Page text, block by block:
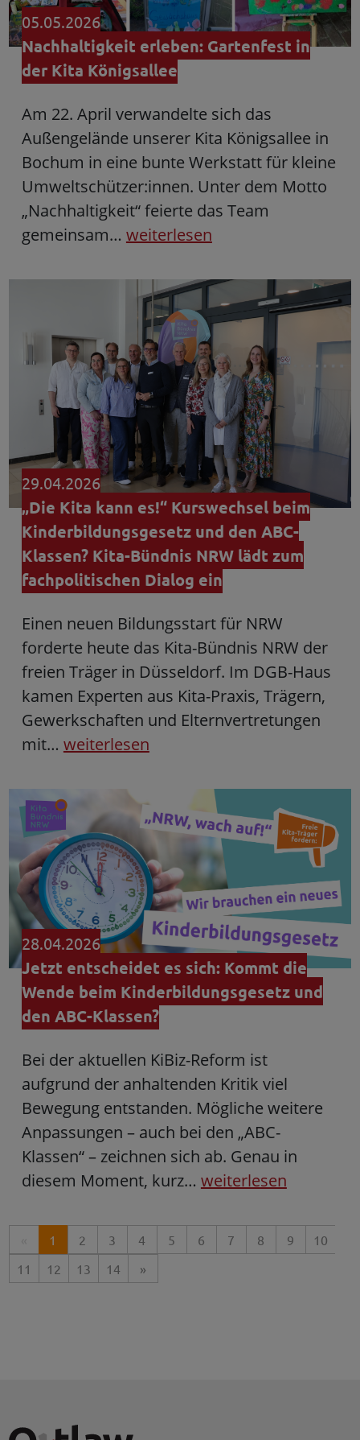
05.05.2026
Nachhaltigkeit erleben: Gartenfest in
der Kita Königsallee
Am 22. April verwandelte sich das
Außengelände unserer Kita Königsallee in
Bochum in eine bunte Werkstatt für kleine
Umweltschützer:innen. Unter dem Motto
„Nachhaltigkeit“ feierte das Team
gemeinsam… weiterlesen
29.04.2026
„Die Kita kann es!“ Kurswechsel beim
Kinderbildungsgesetz und den ABC-
Klassen? Kita-Bündnis NRW lädt zum
fachpolitischen Dialog ein
Einen neuen Bildungsstart für NRW
forderte heute das Kita-Bündnis NRW der
freien Träger in Düsseldorf. Im DGB-Haus
kamen Experten aus Kita-Praxis, Trägern,
Gewerkschaften und Elternvertretungen
mit… weiterlesen
28.04.2026
Jetzt entscheidet es sich: Kommt die
Wende beim Kinderbildungsgesetz und
den ABC-Klassen?
Bei der aktuellen KiBiz-Reform ist
aufgrund der anhaltenden Kritik viel
Bewegung entstanden. Mögliche weitere
Anpassungen – auch bei den „ABC-
Klassen“ – zeichnen sich ab. Genau in
diesem Moment, kurz… weiterlesen
1 2 3 4 5 6 7 8 9
10
11
12 13 14 »